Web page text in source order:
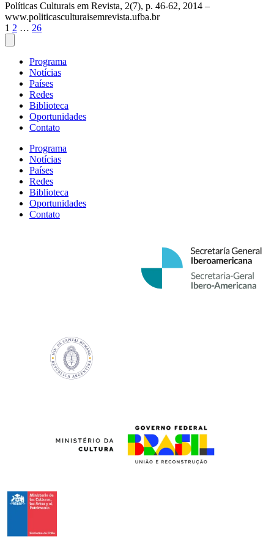
Políticas Culturais em Revista, 2(7), p. 46-62, 2014 –
www.politicasculturaisemrevista.ufba.br
Paginação
de
posts
1 2 … 26
Programa
Notícias
Países
Redes
Biblioteca
Oportunidades
Contato
Programa
Notícias
Países
Redes
Biblioteca
Oportunidades
Contato